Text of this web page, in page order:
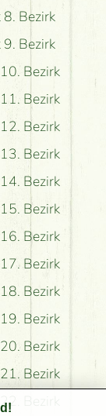
Bezirk
Bezirk
Bezirk
Bezirk
Bezirk
Bezirk
Bezirk
Bezirk
Bezirk
Bezirk
Bezirk
Bezirk
Bezirk
Bezirk
Bezirk